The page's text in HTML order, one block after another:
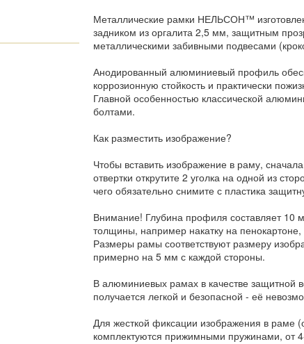
Металлические рамки НЕЛЬСОН™
задником из оргалита 2,5 мм, защитным
металлическими забивными подвесами
Анодированный алюминиевый профиль
коррозионную стойкость и практически
Главной особенностью классической
болтами.
Как разместить изображение?
Чтобы вставить изображение в раму,
отвертки открутите 2 уголка на одной из
чего обязательно снимите с пластика
Внимание! Глубина профиля составляет 10
толщины, например накатку на
Размеры рамы соответствуют размеру
примерно на 5 мм с каждой стороны.
В алюминиевых рамах в качестве защитной
получается легкой и безопасной - её
Для жесткой фиксации изображения в
комплектуются прижимными пружинами, от